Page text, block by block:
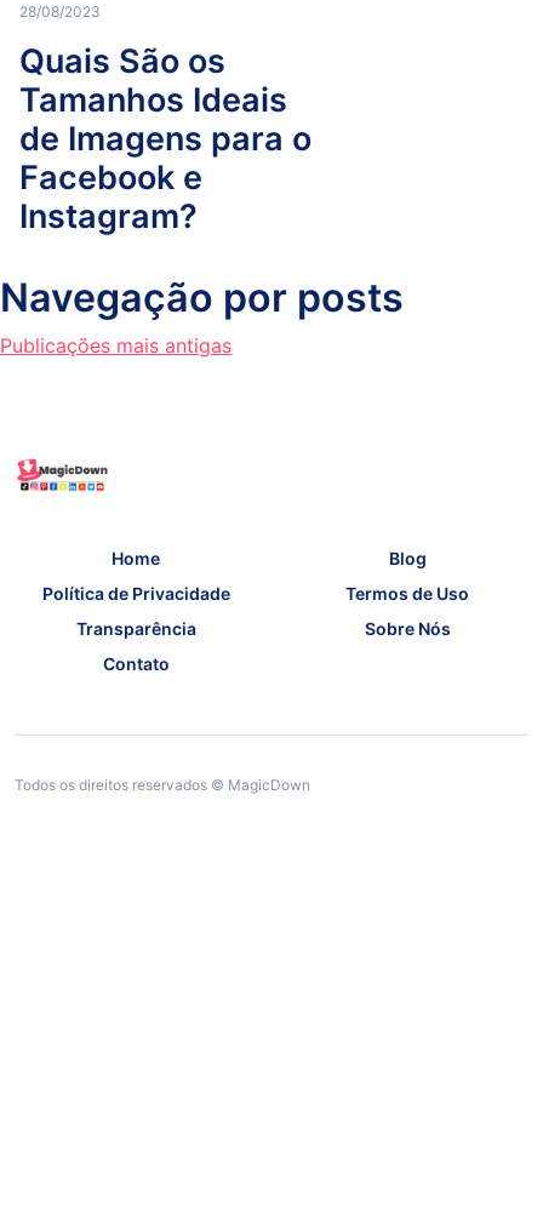
28/08/2023
Quais São os
Tamanhos Ideais
de Imagens para o
Facebook e
Instagram?
Navegação por posts
Publicações mais antigas
Home
Blog
Política de Privacidade
Termos de Uso
Transparência
Sobre Nós
Contato
Todos os direitos reservados © MagicDown